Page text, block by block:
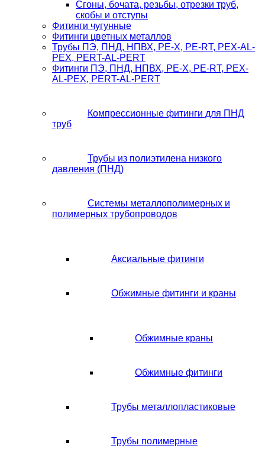
Сгоны, бочата, резьбы, отрезки труб,
скобы и отступы
Фитинги чугунные
Фитинги цветных металлов
Трубы ПЭ, ПНД, НПВХ, PE-X, PE-RT, PEX-AL-
PEX, PERT-AL-PERT
Фитинги ПЭ, ПНД, НПВХ, PE-X, PE-RT, PEX-
AL-PEX, PERT-AL-PERT
Компрессионные фитинги для ПНД
труб
Трубы из полиэтилена низкого
давления (ПНД)
Системы металлополимерных и
полимерных трубопроводов
Аксиальные фитинги
Обжимные фитинги и краны
Обжимные краны
Обжимные фитинги
Трубы металлопластиковые
Трубы полимерные